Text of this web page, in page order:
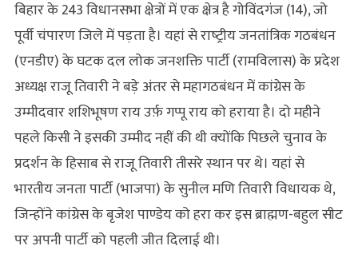
बिहार के 243 विधानसभा क्षेत्रों में एक क्षेत्र है गोविंदगंज (14), जो
पूर्वी चंपारण जिले में पड़ता है। यहां से राष्‍ट्रीय जनतांत्रिक गठबंधन
(एनडीए) के घटक दल लोक जनशक्ति पार्टी (रामविलास) के प्रदेश
अध्यक्ष राजू तिवारी ने बड़े अंतर से महागठबंधन में कांग्रेस के
उम्मीदवार शशिभूषण राय उर्फ़ गप्पू राय को हराया है। दो महीने
पहले किसी ने इसकी उम्मीद नहीं की थी क्‍योंकि पिछले चुनाव के
प्रदर्शन के हिसाब से राजू तिवारी तीसरे स्‍थान पर थे। यहां से
भारतीय जनता पार्टी (भाजपा) के सुनील मणि तिवारी विधायक थे,
जिन्होंने कांग्रेस के बृजेश पाण्डेय को हरा कर इस ब्राह्मण-बहुल सीट
पर अपनी पार्टी को पहली जीत दिलाई थी।